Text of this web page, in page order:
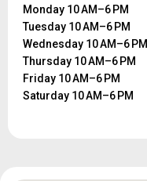
Monday 10 AM–6 PM
Tuesday 10 AM–6 PM
Wednesday 10 AM–6 PM
Thursday 10 AM–6 PM
Friday 10 AM–6 PM
Saturday 10 AM–6 PM